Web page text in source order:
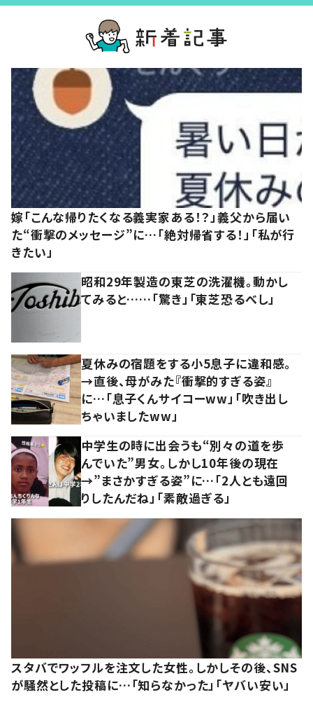
嫁「こんな帰りたくなる義実家ある！？」義父から届い
た“衝撃のメッセージ”に…「絶対帰省する！」「私が行
きたい」
昭和29年製造の東芝の洗濯機。動かし
てみると……「驚き」「東芝恐るべし」
夏休みの宿題をする小5息子に違和感。
→直後、母がみた『衝撃的すぎる姿』
に…「息子くんサイコーww」「吹き出し
ちゃいましたww」
中学生の時に出会うも“別々の道を歩
んでいた”男女。しかし10年後の現在
→”まさかすぎる姿”に…「2人とも遠回
りしたんだね」「素敵過ぎる」
スタバでワッフルを注文した女性。しかしその後、SNS
が騒然とした投稿に…「知らなかった」「ヤバい安い」